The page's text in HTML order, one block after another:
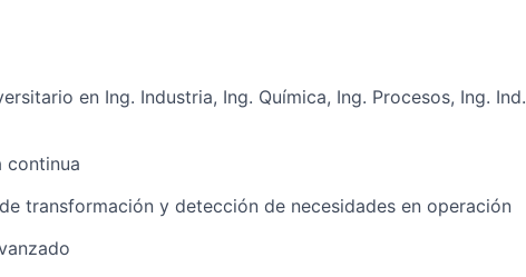
en Ing. Industria, Ing. Química, Ing. Procesos, Ing. Ind.
continua
transformación y detección de necesidades en operación